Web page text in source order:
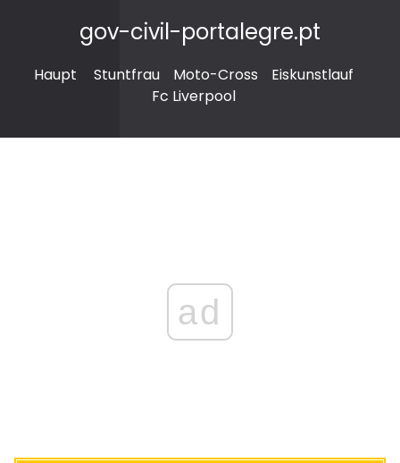
gov-civil-portalegre.pt
Haupt Stuntfrau Moto-Cross
Eiskunstlauf
Fc Liverpool
ad